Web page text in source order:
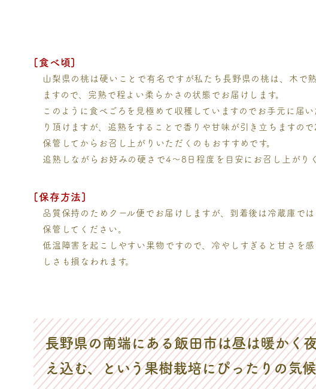
[食べ頃]
山梨県の桃は硬いことで有名ですが私たち長野県の桃は、木で
ますので、完熟で程よい柔らかさの状態でお届けします。
このように食べごろを見極めて収穫していますのでお手元に届
り頂けますが、追熟をすることで香りや甘味が引き立ちますの
保管してからお召し上がりいただくのもおすすめです。
追熟しながらお好みの硬さで4～8日程度を目安にお召し上がり
[保存方法]
品質保持のためクール便でお届けしますが、到着後は冷蔵庫で
保管してください。
低温障害を起こしやすい果物ですので、冷やしすぎると甘さを
しさも損なわれます。
長野県の南端にある飯田市は昼は暖かく
え込む、という果樹栽培にぴったりの気